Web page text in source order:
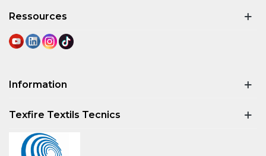
Ressources
Information
Texfire Textils Tecnics